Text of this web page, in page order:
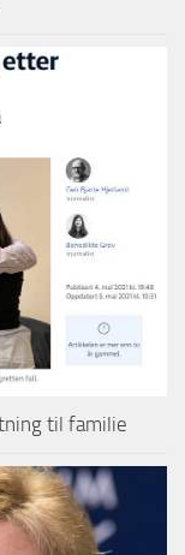
til familie